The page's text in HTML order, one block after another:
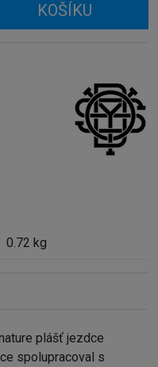
KOŠÍKU
0.72 kg
plášť jezdce
spolupracoval s